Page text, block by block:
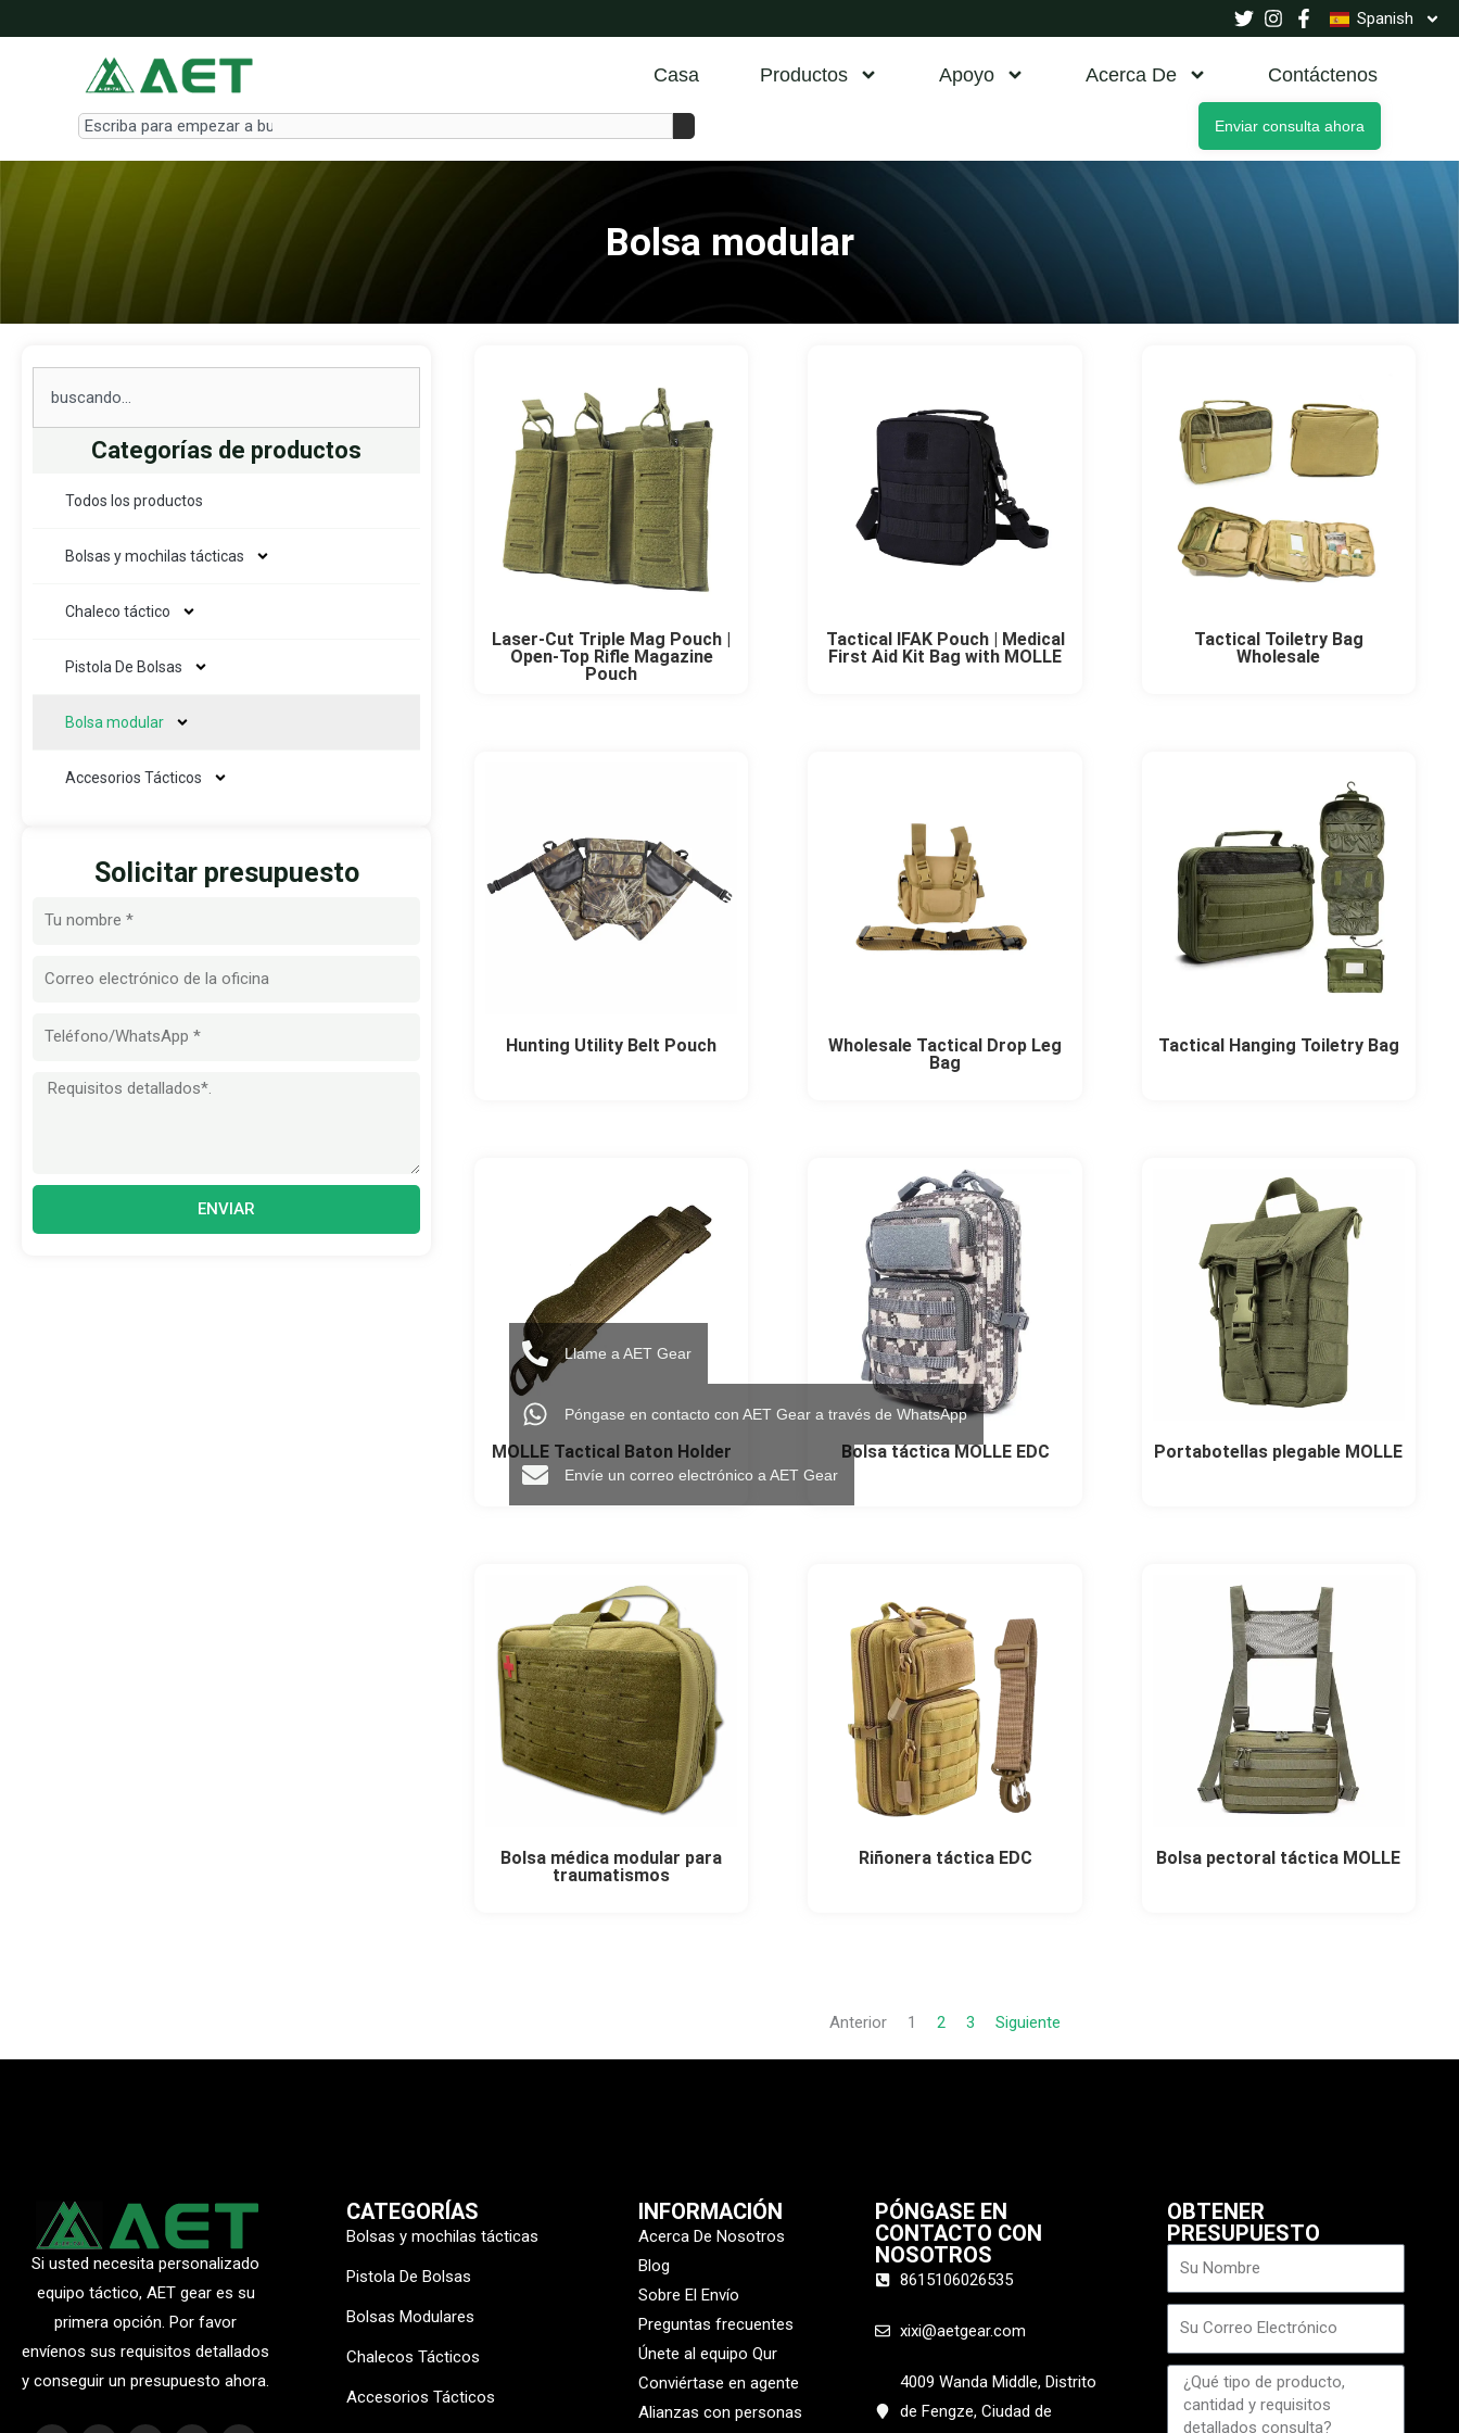
al
Spanish
Casa Productos Apoyo Acerca De Contáctenos
Search Enviar consulta ahora
Bolsa modular
Categorías de productos
Todos los productos
Bolsas y mochilas tácticas
Chaleco táctico
Pistola De Bolsas
Bolsa modular
Accesorios Tácticos
Solicitar presupuesto
Nombre
Correo
Mensaje
ENVIAR
Laser-Cut Triple Mag Pouch |
Open-Top Rifle Magazine
Pouch
Tactical IFAK Pouch | Medical
First Aid Kit Bag with MOLLE
Tactical Toiletry Bag
Wholesale
Hunting Utility Belt Pouch
Wholesale Tactical Drop Leg
Bag
Tactical Hanging Toiletry Bag
MOLLE Tactical Baton Holder Bolsa táctica MOLLE EDC Portabotellas plegable MOLLE
Bolsa médica modular para
traumatismos
Riñonera táctica EDC Bolsa pectoral táctica MOLLE
Anterior 1 2 3 Siguiente
Si usted necesita personalizado
equipo táctico, AET gear es su
primera opción. Por favor
envíenos sus requisitos detallados
y conseguir un presupuesto ahora.
CATEGORÍAS
Bolsas y mochilas tácticas
Pistola De Bolsas
Bolsas Modulares
Chalecos Tácticos
Accesorios Tácticos
INFORMACIÓN
Acerca De Nosotros
Blog
Sobre El Envío
Preguntas frecuentes
Únete al equipo Qur
Conviértase en agente
Alianzas con personas
PÓNGASE EN
CONTACTO CON
NOSOTROS
8615106026535
xixi@aetgear.com
4009 Wanda Middle, Distrito
de Fengze, Ciudad de
OBTENER
PRESUPUESTO
Correo
Mensaje
Llame a AET Gear
Póngase en contacto con AET Gear a través de WhatsApp
Envíe un correo electrónico a AET Gear